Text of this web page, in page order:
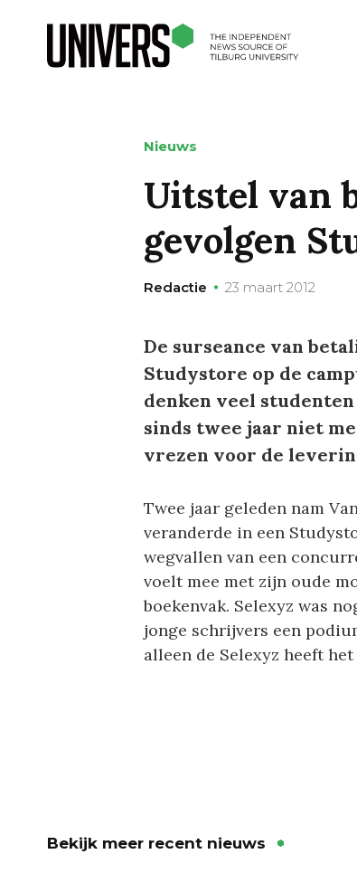
Nieuws
Uitstel van
gevolgen
Redactie 23 maart 2012
De surseance van
Studystore op de
denken veel
sinds twee jaar niet
vrezen voor de
Twee jaar geleden nam
veranderde in een
wegvallen van een
voelt mee met zijn oude
boekenvak. Selexyz was
jonge schrijvers een
alleen de Selexyz heeft
Bekijk meer recent nieuws